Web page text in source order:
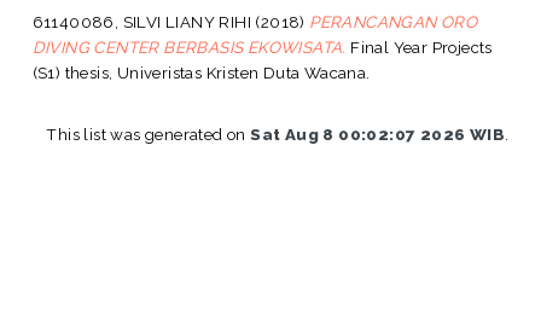
61140086, SILVI LIANY RIHI (2018) PERANCANGAN ORO
DIVING CENTER BERBASIS EKOWISATA. Final Year Projects
(S1) thesis, Univeristas Kristen Duta Wacana.
This list was generated onSat Aug 8 00:02:07 2026 WIB